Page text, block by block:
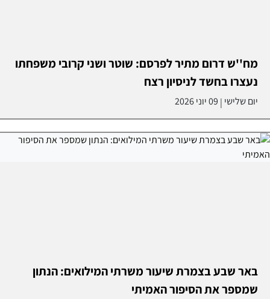
מח''ש דרום מתיר לפרסם: שוטר ושני קרובי משפחתו
נעצרו בחשד לניסיון רצח
יום שלישי | 09 יוני 2026
באר שבע בצמרת שיעור משרתי המילואים: הנתון
שמספר את הסיפור האמיתי